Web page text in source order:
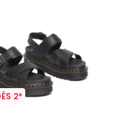
2*